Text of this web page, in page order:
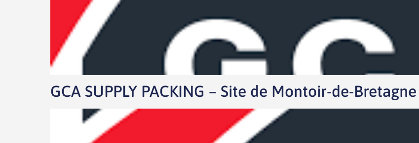
GCA SUPPLY PACKING – Site de Montoir-de-Bretagne